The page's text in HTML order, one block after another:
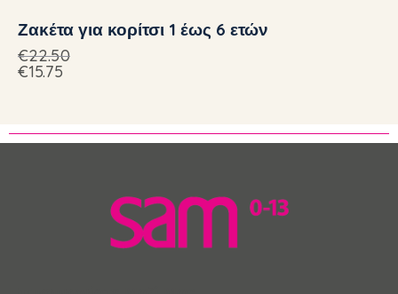
Ζακέτα για κορίτσι 1 έως 6 ετών
€22.50
€15.75